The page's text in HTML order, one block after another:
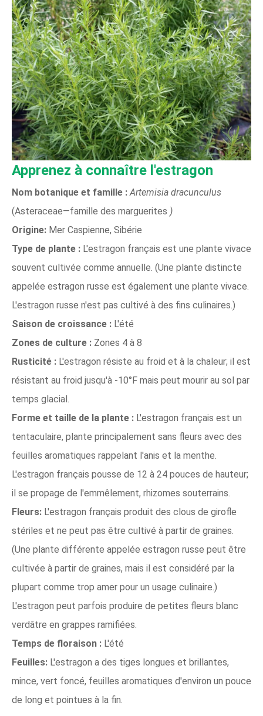
Apprenez à connaître l'estragon
Nom botanique et famille : Artemisia dracunculus
(Asteraceae—famille des marguerites )
Origine: Mer Caspienne, Sibérie
Type de plante : L'estragon français est une plante vivace
souvent cultivée comme annuelle. (Une plante distincte
appelée estragon russe est également une plante vivace.
L'estragon russe n'est pas cultivé à des fins culinaires.)
Saison de croissance : L'été
Zones de culture : Zones 4 à 8
Rusticité : L'estragon résiste au froid et à la chaleur; il est
résistant au froid jusqu'à -10°F mais peut mourir au sol par
temps glacial.
Forme et taille de la plante : L'estragon français est un
tentaculaire, plante principalement sans fleurs avec des
feuilles aromatiques rappelant l'anis et la menthe.
L'estragon français pousse de 12 à 24 pouces de hauteur;
il se propage de l'emmêlement, rhizomes souterrains.
Fleurs: L'estragon français produit des clous de girofle
stériles et ne peut pas être cultivé à partir de graines.
(Une plante différente appelée estragon russe peut être
cultivée à partir de graines, mais il est considéré par la
plupart comme trop amer pour un usage culinaire.)
L'estragon peut parfois produire de petites fleurs blanc
verdâtre en grappes ramifiées.
Temps de floraison : L'été
Feuilles: L'estragon a des tiges longues et brillantes,
mince, vert foncé, feuilles aromatiques d'environ un pouce
de long et pointues à la fin.